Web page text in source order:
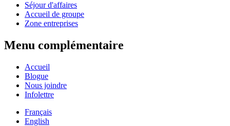
Séjour d'affaires
Accueil de groupe
Zone entreprises
Menu complémentaire
Accueil
Blogue
Nous joindre
Infolettre
Français
English